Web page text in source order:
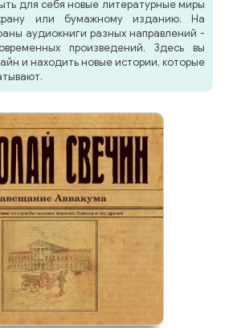
для себя новые литературные миры
или бумажному изданию. На
аудиокниги разных направлений -
произведений. Здесь вы
и находить новые истории, которые